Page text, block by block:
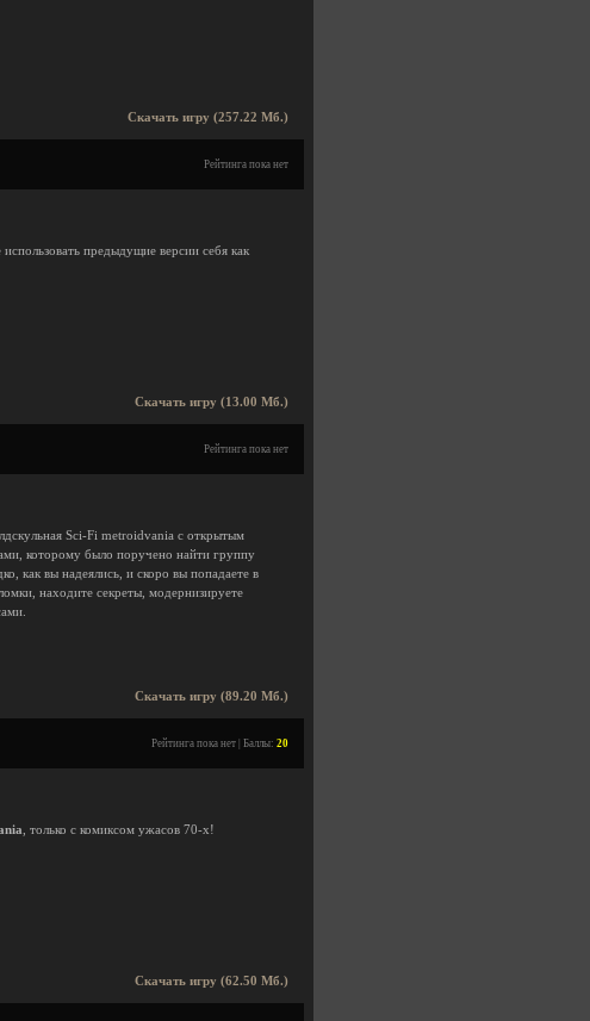
Скачать игру (257.22 Мб.)
Рейтинга пока нет
предыдущие версии себя как
Скачать игру (13.00 Мб.)
Рейтинга пока нет
Sci-Fi metroidvania с открытым
которому было поручено найти группу
как вы надеялись, и скоро вы попадаете в
находите секреты, модернизируете
Скачать игру (89.20 Мб.)
Рейтинга пока нет | Баллы: 20
, только с комиксом ужасов 70-х!
Скачать игру (62.50 Мб.)